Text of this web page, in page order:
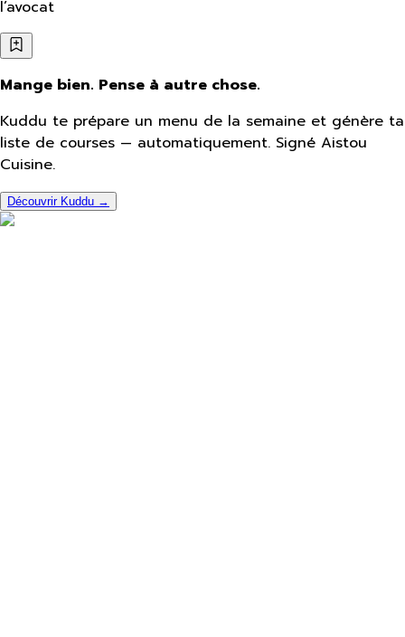
l’avocat
Mange bien. Pense à autre chose.
Kuddu te prépare un menu de la semaine et génère ta
liste de courses — automatiquement. Signé Aistou
Cuisine.
Découvrir Kuddu →